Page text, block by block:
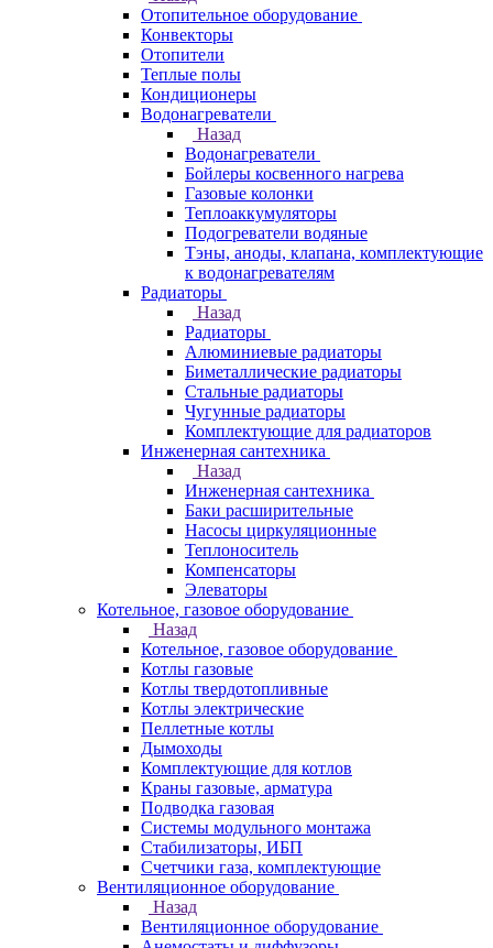
Отопительное оборудование
Конвекторы
Отопители
Теплые полы
Кондиционеры
Водонагреватели
Назад
Водонагреватели
Бойлеры косвенного нагрева
Газовые колонки
Теплоаккумуляторы
Подогреватели водяные
Тэны, аноды, клапана, комплектующие
к водонагревателям
Радиаторы
Назад
Радиаторы
Алюминиевые радиаторы
Биметаллические радиаторы
Стальные радиаторы
Чугунные радиаторы
Комплектующие для радиаторов
Инженерная сантехника
Назад
Инженерная сантехника
Баки расширительные
Насосы циркуляционные
Теплоноситель
Компенсаторы
Элеваторы
Котельное, газовое оборудование
Назад
Котельное, газовое оборудование
Котлы газовые
Котлы твердотопливные
Котлы электрические
Пеллетные котлы
Дымоходы
Комплектующие для котлов
Краны газовые, арматура
Подводка газовая
Системы модульного монтажа
Стабилизаторы, ИБП
Счетчики газа, комплектующие
Вентиляционное оборудование
Назад
Вентиляционное оборудование